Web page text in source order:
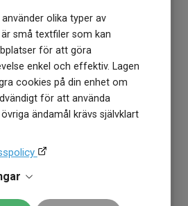
olika typer av
små textfiler som kan
för att göra
enkel och effektiv. Lagen
cookies på din enhet om
för att använda
ändamål krävs självklart
så mycket mer än att